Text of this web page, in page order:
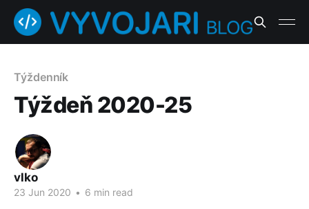
Týždenník
Týždeň 2020-25
vlko
23 Jun 2020 • 6 min read